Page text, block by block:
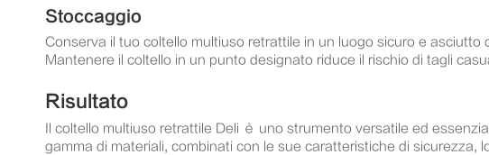
Stoccaggio
Conserva il tuo coltello multiuso retrattile in un luogo sicuro e
Mantenere il coltello in un punto designato riduce il rischio di tagli
Risultato
Il coltello multiuso retrattile Deli è uno strumento versatile ed
gamma di materiali, combinati con le sue caratteristiche di